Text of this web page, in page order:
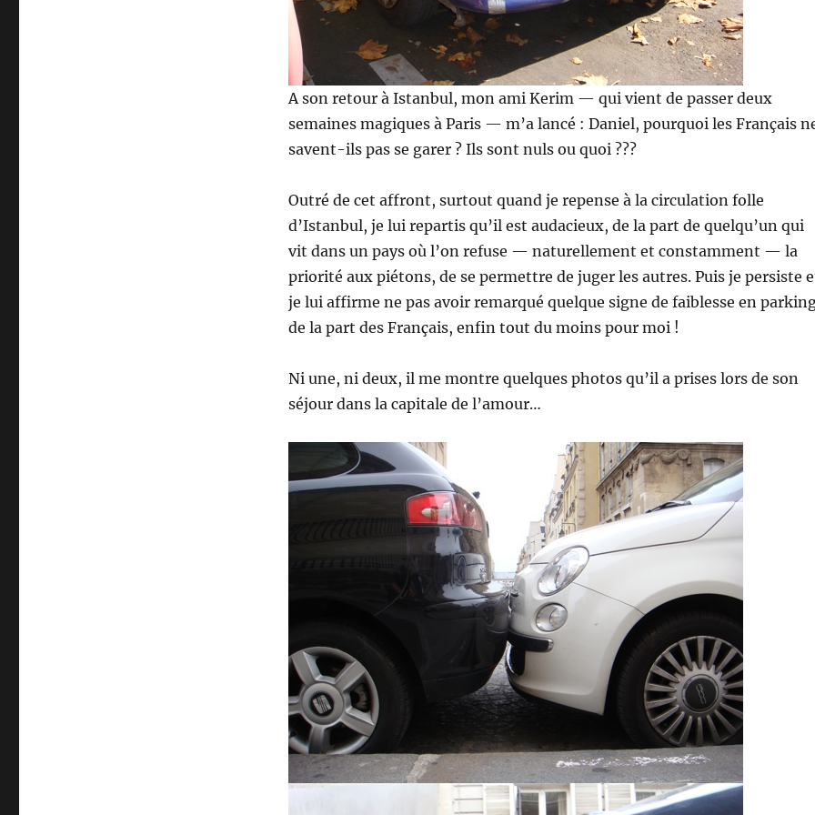
A son retour à Istanbul, mon ami Kerim — qui vient de passer deux
semaines magiques à Paris — m’a lancé : Daniel, pourquoi les Français
savent-ils pas se garer ? Ils sont nuls ou quoi ???
Outré de cet affront, surtout quand je repense à la circulation folle
d’Istanbul, je lui repartis qu’il est audacieux, de la part de quelqu’un qui
vit dans un pays où l’on refuse — naturellement et constamment — la
priorité aux piétons, de se permettre de juger les autres. Puis je persiste
je lui affirme ne pas avoir remarqué quelque signe de faiblesse en
de la part des Français, enfin tout du moins pour moi !
Ni une, ni deux, il me montre quelques photos qu’il a prises lors de son
séjour dans la capitale de l’amour…